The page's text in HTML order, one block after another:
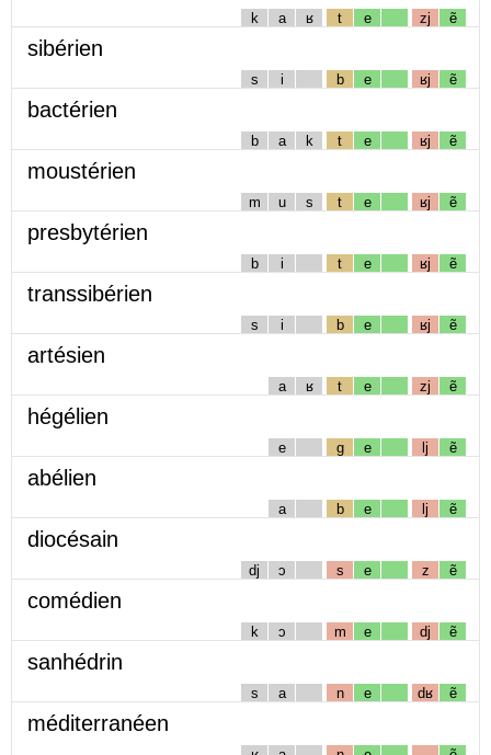
k a ʁ t e zj ẽ
sibérien
s i b e ʁj ẽ
bactérien
b a k t e ʁj ẽ
moustérien
m u s t e ʁj ẽ
presbytérien
b i t e ʁj ẽ
transsibérien
s i b e ʁj ẽ
artésien
a ʁ t e zj ẽ
hégélien
e g e lj ẽ
abélien
a b e lj ẽ
diocésain
dj ɔ s e z ẽ
comédien
k ɔ m e dj ẽ
sanhédrin
s a n e dʁ ẽ
méditerranéen